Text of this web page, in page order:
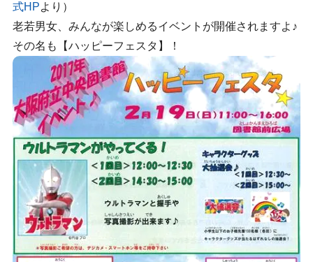
式HPより）
老若男女、みんなが楽しめるイベントが開催されますよ♪
その名も【ハッピーフェスタ】！